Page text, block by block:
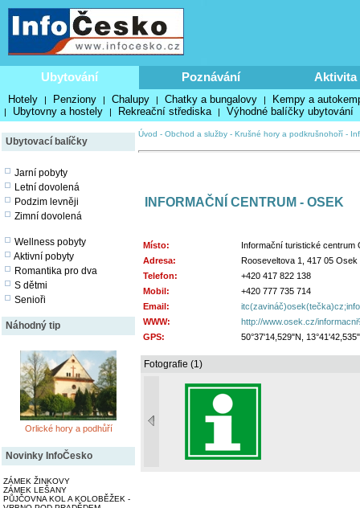
Ubytování Poznávání Aktivita
Hotely | Penziony | Chalupy | Chatky a bungalovy | Kempy a
| Ubytovny a hostely | Rekreační střediska | Výhodné balíčky ubytování
Ubytovací balíčky
Jarní pobyty
Letní dovolená
Podzim levněji
Zimní dovolená
Wellness pobyty
Aktivní pobyty
Romantika pro dva
S dětmi
Senioři
Náhodný tip
Orlické hory a podhůří
Novinky InfoČesko
ZÁMEK ŽINKOVY
ZÁMEK LEŠANY
PŮJČOVNA KOL A KOLOBĚŽEK -
Úvod - Obchod a služby - Krušné hory a podkrušnohoří -
INFORMAČNÍ CENTRUM - OSEK
Místo:
Informační turistické centrum
Adresa:
Rooseveltova 1, 417 05 Osek
Telefon:
+420 417 822 138
Mobil:
+420 777 735 714
Email:
WWW:
http://www.osek.cz/
GPS:
50°37'14,529"N,
Fotografie (1)